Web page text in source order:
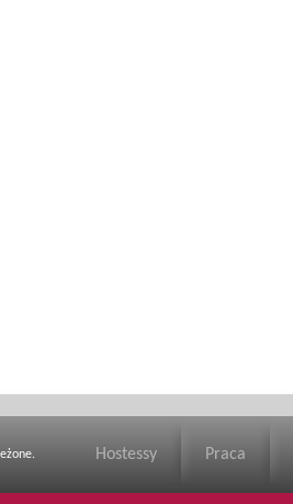
Hostessy Praca